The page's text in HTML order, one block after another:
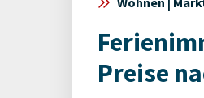
Preise